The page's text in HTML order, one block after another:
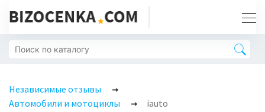
Независимые отзывы
Автомобили и мотоциклы
iauto